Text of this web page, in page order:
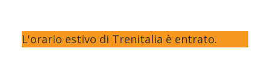
L'orario estivo di Trenitalia è entrato.